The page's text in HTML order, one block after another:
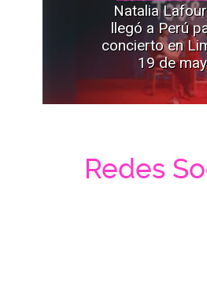
Natalia
llegó a Perú
concierto en
19 de
Redes